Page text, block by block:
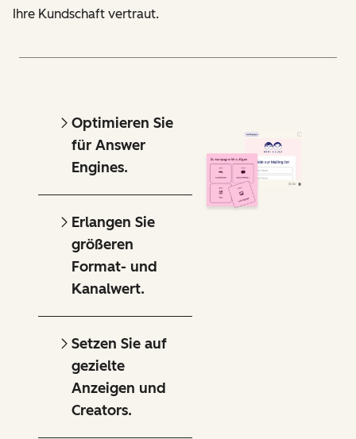
Ihre Kundschaft vertraut.
Optimieren Sie
für Answer
Engines.
Erlangen Sie
größeren
Format- und
Kanalwert.
Setzen Sie auf
gezielte
Anzeigen und
Creators.